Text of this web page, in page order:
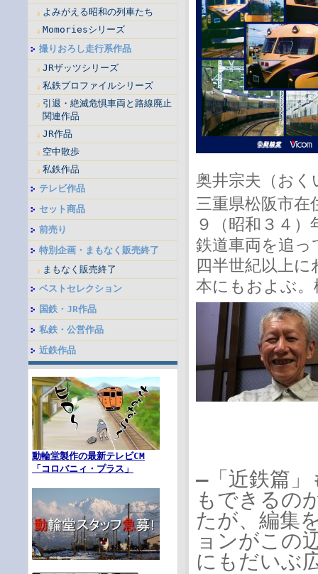
よみがえる昭和の列車たち
Momoriesシリーズ
撮りおろし走行系作品
JRザッツシリーズ
私鉄プロファイルシリーズ
引退・絶滅危惧車両と路線廃止
関連作品
JR作品
空中散歩
私鉄作品
テレビ作品
セット商品
前売り
特別企画・まもなく販売終了
まもなく販売終了
ベストセレクション
国鉄・JR作品
私鉄・公営作品
近鉄作品
動輪堂製作の最新テレビCM
「コロバニィ・プラス」
奥井宗夫（お
三重県松阪市在
９（昭和３４
鉄道車両を追っ
四半世紀以上
本にもおよぶ
―「近鉄篇
もできるの
たが、編集
ョンがこの
にもだいぶ